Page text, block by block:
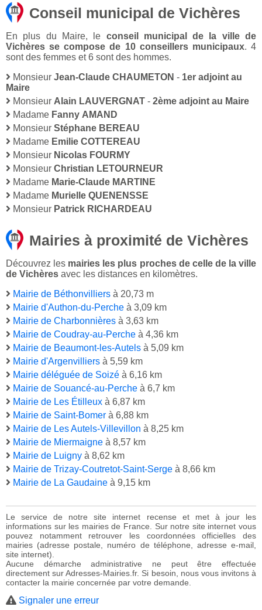
Conseil municipal de Vichères
En plus du Maire, le conseil municipal de la ville de
Vichères se compose de 10 conseillers municipaux. 4
sont des femmes et 6 sont des hommes.
Monsieur Jean-Claude CHAUMETON - 1er adjoint au
Maire
Monsieur Alain LAUVERGNAT - 2ème adjoint au Maire
Madame Fanny AMAND
Monsieur Stéphane BEREAU
Madame Emilie COTTEREAU
Monsieur Nicolas FOURMY
Monsieur Christian LETOURNEUR
Madame Marie-Claude MARTINE
Madame Murielle QUENENSSE
Monsieur Patrick RICHARDEAU
Mairies à proximité de Vichères
Découvrez les mairies les plus proches de celle de la ville
de Vichères avec les distances en kilomètres.
Mairie de Béthonvilliers à 20,73 m
Mairie d'Authon-du-Perche à 3,09 km
Mairie de Charbonnières à 3,63 km
Mairie de Coudray-au-Perche à 4,36 km
Mairie de Beaumont-les-Autels à 5,09 km
Mairie d'Argenvilliers à 5,59 km
Mairie déléguée de Soizé à 6,16 km
Mairie de Souancé-au-Perche à 6,7 km
Mairie de Les Étilleux à 6,87 km
Mairie de Saint-Bomer à 6,88 km
Mairie de Les Autels-Villevillon à 8,25 km
Mairie de Miermaigne à 8,57 km
Mairie de Luigny à 8,62 km
Mairie de Trizay-Coutretot-Saint-Serge à 8,66 km
Mairie de La Gaudaine à 9,15 km
Le service de notre site internet recense et met à jour les
informations sur les mairies de France. Sur notre site internet vous
pouvez notamment retrouver les coordonnées officielles des
mairies (adresse postale, numéro de téléphone, adresse e-mail,
site internet).
Aucune démarche administrative ne peut être effectuée
directement sur Adresses-Mairies.fr. Si besoin, nous vous invitons à
contacter la mairie concernée par votre demande.
Signaler une erreur